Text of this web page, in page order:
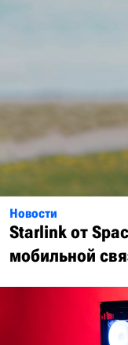
Новости
Starlink от
мобильной